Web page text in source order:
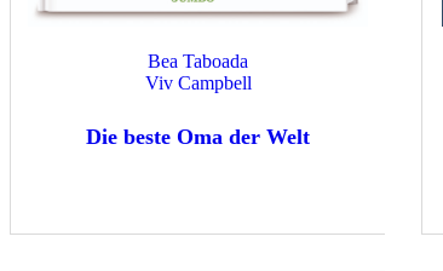
Bea Taboada
Viv Campbell
Die beste Oma der Welt